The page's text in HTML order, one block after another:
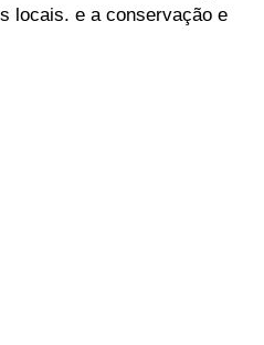
locais. e a conservação e